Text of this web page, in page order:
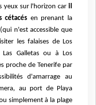
yeux sur l'horizon car il
cétacés en prenant la
n'est accessible que
les falaises de Los
Galletas ou à Los
proche de Tenerife par
d'amarrage au
au port de Playa
simplement à la plage